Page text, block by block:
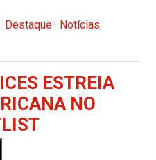
· Destaque · Notícias
ESTREIA
NO